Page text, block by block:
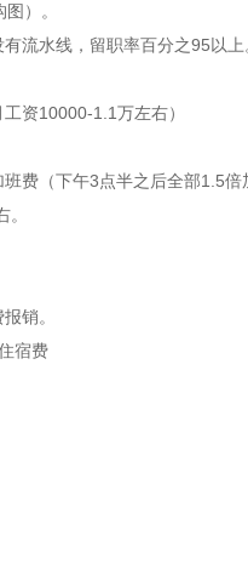
）。
流水线，留职率百分之95以
资10000-1.1万左右）
费（下午3点半之后全部1.5倍
销。
宿费